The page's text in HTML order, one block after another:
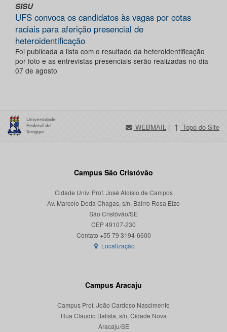
SISU
UFS convoca os candidatos às vagas por cotas
raciais para aferição presencial de
heteroidentificação
Foi publicada a lista com o resultado da heteroidentificação
por foto e as entrevistas presenciais serão realizadas no dia
07 de agosto
WEBMAIL | Topo do Site
Campus São Cristóvão
Cidade Univ. Prof. José Aloísio de Campos
Av. Marcelo Deda Chagas, s/n, Bairro Rosa Elze
São Cristóvão/SE
CEP 49107-230
Localização
Campus Aracaju
Campus Prof. João Cardoso Nascimento
Rua Cláudio Batista, s/n, Cidade Nova
Aracaju/SE